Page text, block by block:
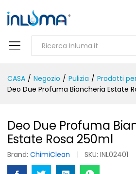
CASA / Negozio / Pulizia / Prodotti
Deo Due Profuma Biancheria Estate
Deo Due Profuma
Estate Rosa 250ml
Brand: ChimiClean SKU: INL02401